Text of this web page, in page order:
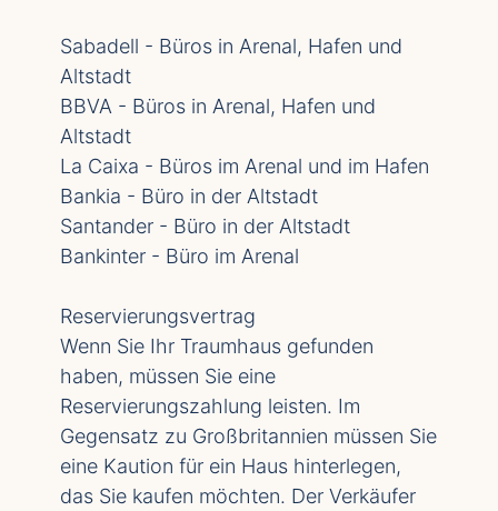
Sabadell - Büros in Arenal, Hafen und
Altstadt
BBVA - Büros in Arenal, Hafen und
Altstadt
La Caixa - Büros im Arenal und im Hafen
Bankia - Büro in der Altstadt
Santander - Büro in der Altstadt
Bankinter - Büro im Arenal
Reservierungsvertrag
Wenn Sie Ihr Traumhaus gefunden
haben, müssen Sie eine
Reservierungszahlung leisten. Im
Gegensatz zu Großbritannien müssen Sie
eine Kaution für ein Haus hinterlegen,
das Sie kaufen möchten. Der Verkäufer